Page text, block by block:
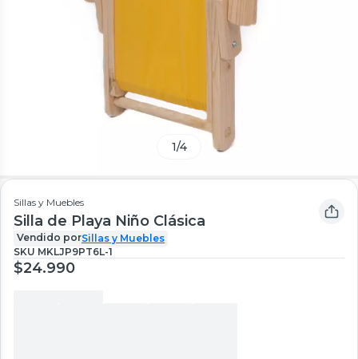
1/4
Sillas y Muebles
Silla de Playa Niño Clásica
Vendido porSillas y Muebles
SKU MKLJP9PT6L-1
$24.990